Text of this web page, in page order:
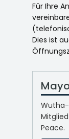
Für Ihre
Dies ist
Peace.